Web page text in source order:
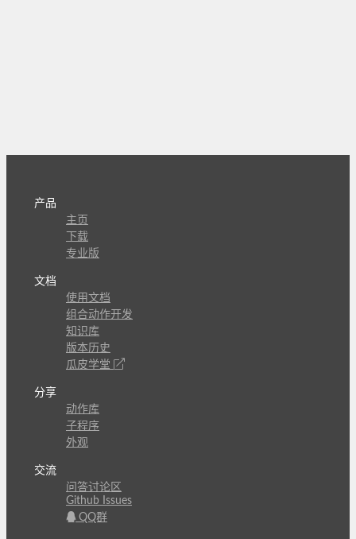
产品
主页
下载
专业版
文档
使用文档
组合动作开发
知识库
版本历史
瓜皮学堂
分享
动作库
子程序
外观
交流
问答讨论区
Github Issues
QQ群